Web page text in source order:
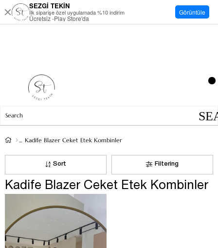
Kadife Blazer Ceket Etek Kombinler
Filtering
Sort
Kadife Blazer Ceket Etek Kombinler
SEZGİ TEKİN
İlk siparişe özel uygulamada %10 indirim
Ücretsiz -Play Store'da
Görüntüle